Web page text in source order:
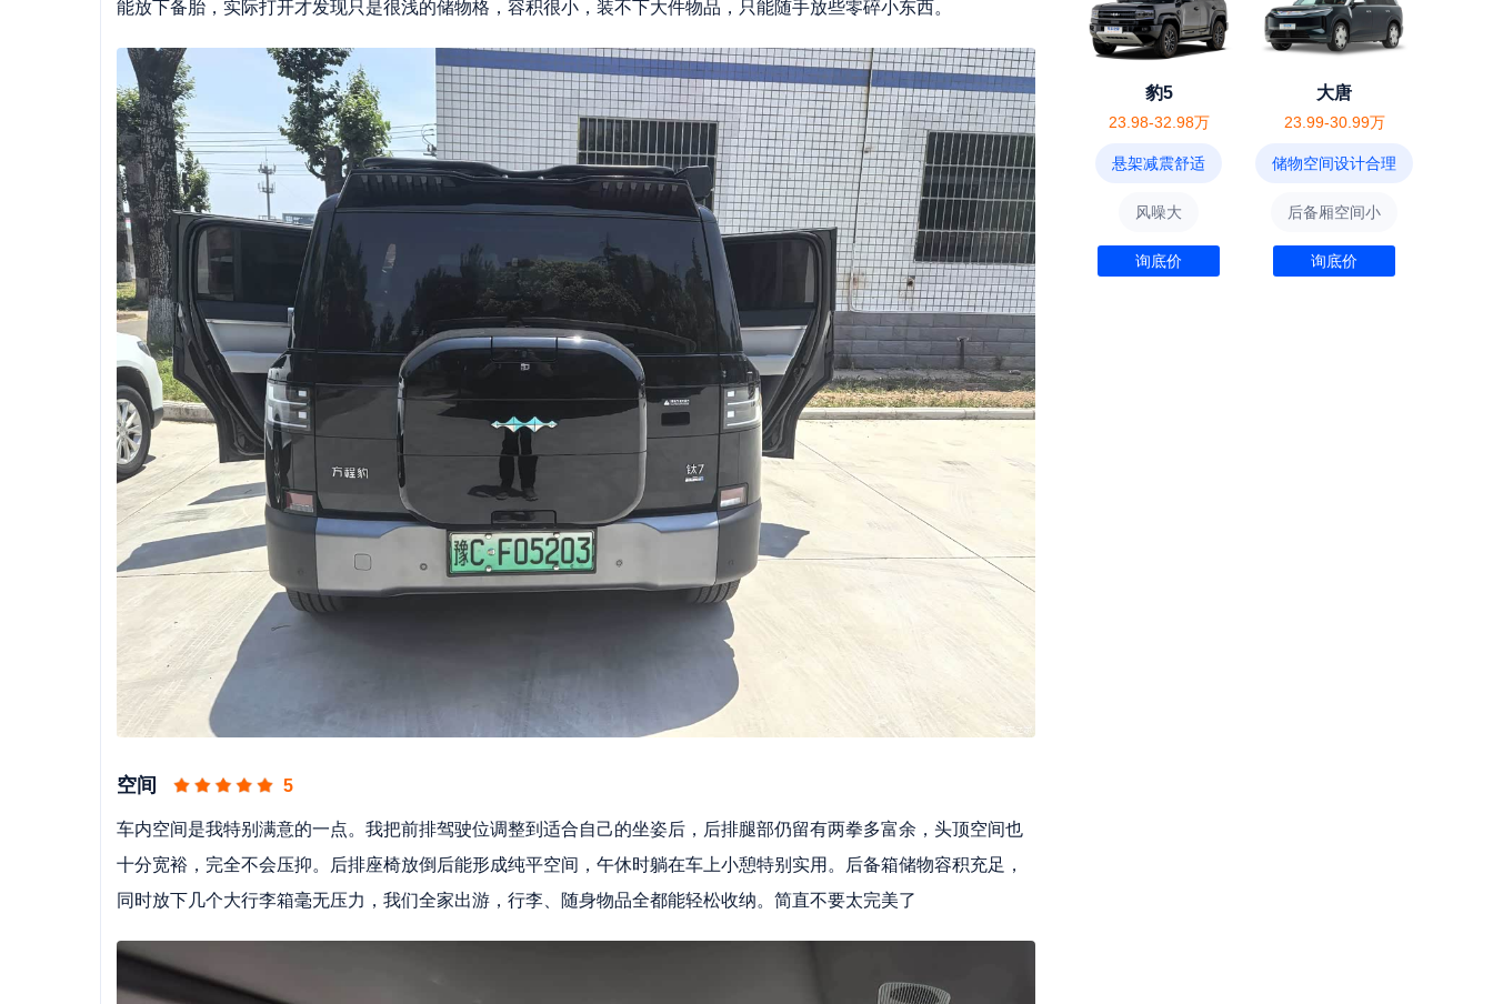
能放下备胎，实际打开才发现只是很浅的储物格，容积很小，装不下大件物品，只能随手放些零碎小东西。
空间 5
车内空间是我特别满意的一点。我把前排驾驶位调整到适合自己的坐姿后，后排腿部仍留有两拳多富余，头顶空间也
十分宽裕，完全不会压抑。后排座椅放倒后能形成纯平空间，午休时躺在车上小憩特别实用。后备箱储物容积充足，
同时放下几个大行李箱毫无压力，我们全家出游，行李、随身物品全都能轻松收纳。简直不要太完美了
豹5
23.98-32.98万
悬架减震舒适
风噪大
询底价
大唐
23.99-30.99万
储物空间设计合理
后备厢空间小
询底价